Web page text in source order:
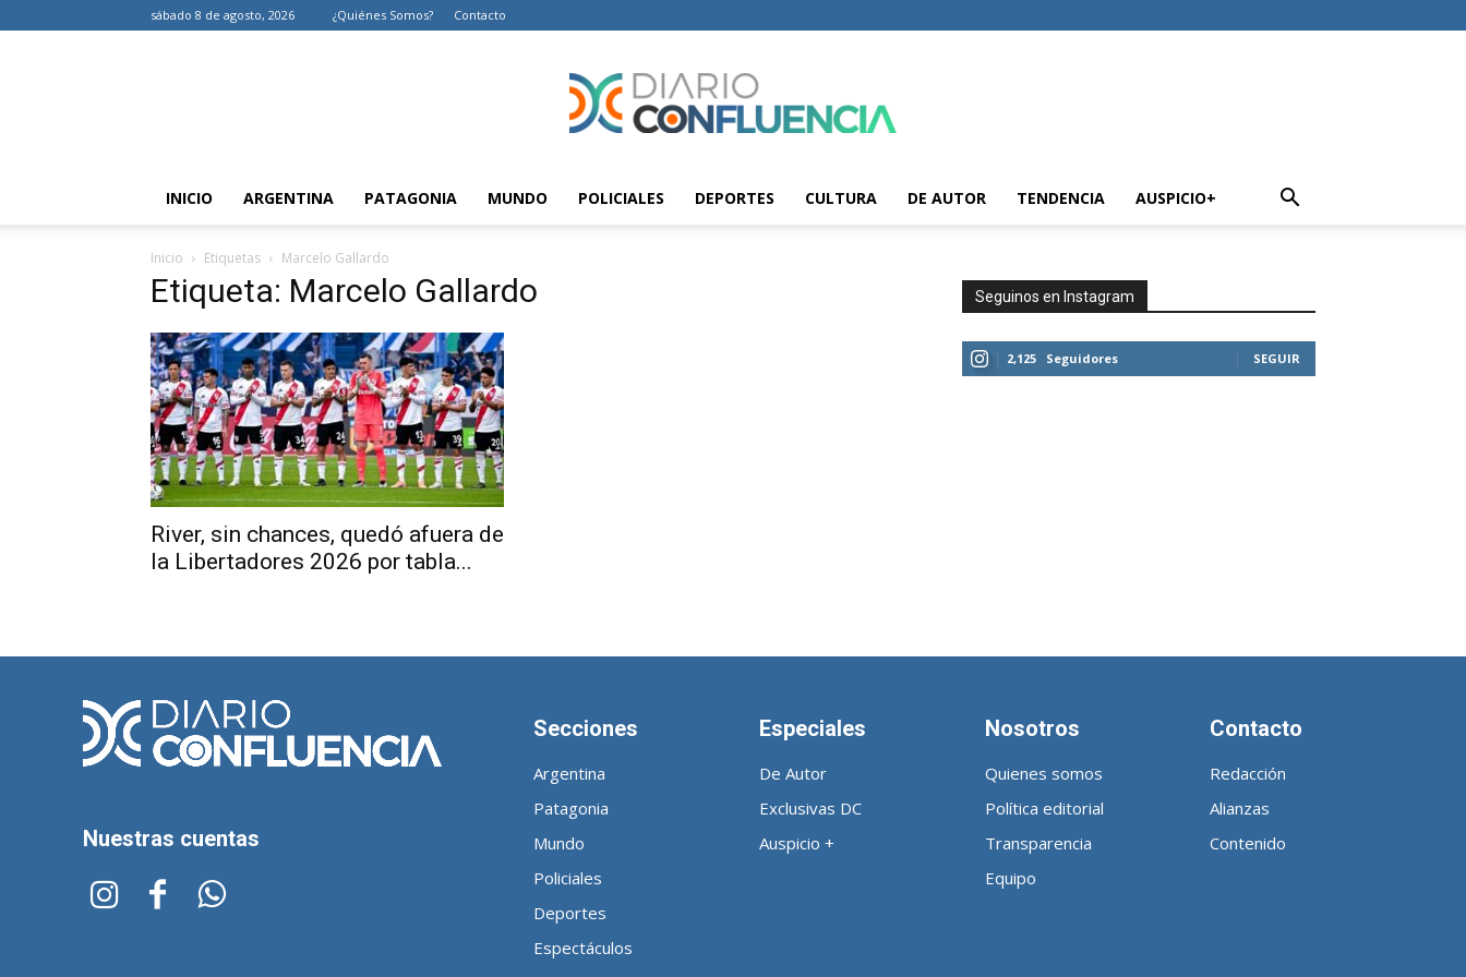
sábado 8 de agosto, 2026 ¿Quiénes Somos? Contacto
Diario
INICIO ARGENTINA PATAGONIA MUNDO POLICIALES DEPORTES CULTURA DE AUTOR TENDENCIA AUSPICIO+
Inicio Etiquetas Marcelo Gallardo
Etiqueta: Marcelo Gallardo
River, sin chances, quedó afuera de
la Libertadores 2026 por tabla...
Seguinos en Instagram
2,125 Seguidores SEGUIR
Nuestras cuentas
Secciones
Argentina
Patagonia
Mundo
Policiales
Deportes
Espectáculos
Especiales
De Autor
Exclusivas DC
Auspicio +
Nosotros
Quienes somos
Política editorial
Transparencia
Equipo
Contacto
Redacción
Alianzas
Contenido